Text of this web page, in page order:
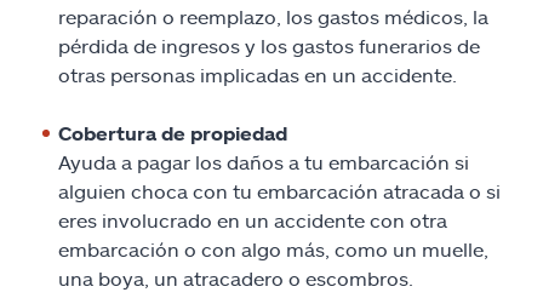
English
reparación o reemplazo, los gastos médicos, la
pérdida de ingresos y los gastos funerarios de
otras personas implicadas en un accidente.
Cobertura de propiedad
Ayuda a pagar los daños a tu embarcación si
alguien choca con tu embarcación atracada o si
eres involucrado en un accidente con otra
embarcación o con algo más, como un muelle,
una boya, un atracadero o escombros.